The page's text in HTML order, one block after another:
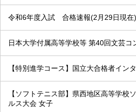
令和6年度入試 合格速報(2月29日現在)
日本大学付属高等学校等 第40回文芸コ
【特別進学コース】国立大合格者イン
【ソフトテニス部】県西地区高等学校
ルス大会 女子